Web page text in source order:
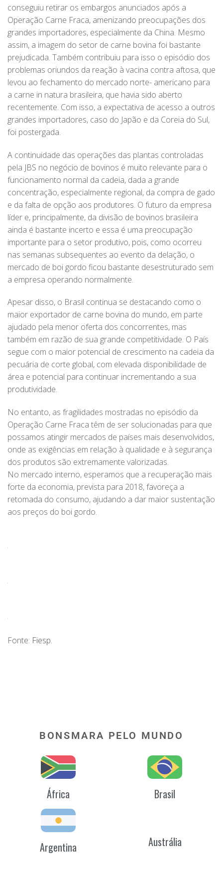
conseguiu retirar os embargos anunciados após a
Operação Carne Fraca, amenizando preocupações dos
grandes importadores, especialmente da China. Mesmo
assim, a imagem do setor de carne bovina foi bastante
prejudicada. Também contribuiu para isso o episódio dos
problemas oriundos da reação à vacina contra aftosa, que
levou ao fechamento do mercado norte- americano para
a carne in natura brasileira, que havia sido aberto
recentemente. Com isso, a expectativa de acesso a outros
grandes importadores, caso do Japão e da Coreia do Sul,
foi postergada.
A continuidade das operações das plantas controladas
pela JBS no negócio de bovinos é muito relevante para o
funcionamento normal da cadeia, dada a grande
concentração, especialmente regional, da compra de gado
e da falta de opção aos produtores. O futuro da empresa
líder e, principalmente, da divisão de bovinos brasileira
ainda é bastante incerto e essa é uma preocupação
importante para o setor produtivo, pois, como ocorreu
nas semanas subsequentes ao evento da delação, o
mercado de boi gordo ficou bastante desestruturado sem
a empresa operando normalmente.
Apesar disso, o Brasil continua se destacando como o
maior exportador de carne bovina do mundo, em parte
ajudado pela menor oferta dos concorrentes, mas
também em razão de sua grande competitividade. O País
segue com o maior potencial de crescimento na cadeia da
pecuária de corte global, com elevada disponibilidade de
área e potencial para continuar incrementando a sua
produtividade.
No entanto, as fragilidades mostradas no episódio da
Operação Carne Fraca têm de ser solucionadas para que
possamos atingir mercados de países mais desenvolvidos,
onde as exigências em relação à qualidade e à segurança
dos produtos são extremamente valorizadas.
No mercado interno, esperamos que a recuperação mais
forte da economia, prevista para 2018, favoreça a
retomada do consumo, ajudando a dar maior sustentação
aos preços do boi gordo.
Fonte: Fiesp.
BONSMARA PELO MUNDO
África Brasil
Argentina Austrália